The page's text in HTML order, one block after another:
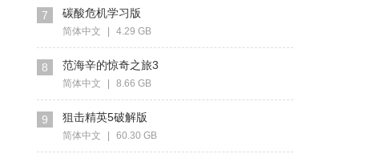
7 碳酸危机学习版
简体中文 4.29 GB
8 范海辛的惊奇之旅3
简体中文 8.66 GB
9 狙击精英5破解版
简体中文 60.30 GB